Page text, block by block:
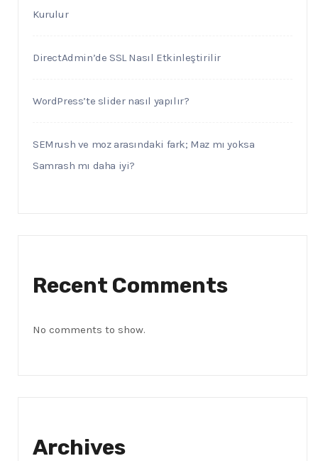
Kurulur
DirectAdmin’de SSL Nasıl Etkinleştirilir
WordPress’te slider nasıl yapılır?
SEMrush ve moz arasındaki fark; Maz mı yoksa
Samrash mı daha iyi?
Recent Comments
No comments to show.
Archives